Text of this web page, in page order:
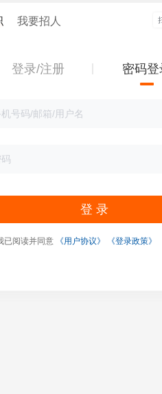
我要招人
登录/注册 密码登
登 录
已阅读并同意 《用户协议》 《登录政策》